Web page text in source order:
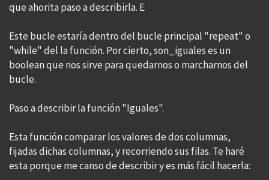
que ahorita paso a describirla. E
Este bucle estaría dentro del bucle principal "repeat" o
"while" del la función. Por cierto, son_iguales es un
boolean que nos sirve para quedarnos o marcharnos del
bucle.
Paso a describir la función "Iguales".
Esta función comparar los valores de dos columnas,
fijadas dichas columnas, y recorriendo sus filas. Te haré
esta porque me canso de describir y es más fácil hacerla: